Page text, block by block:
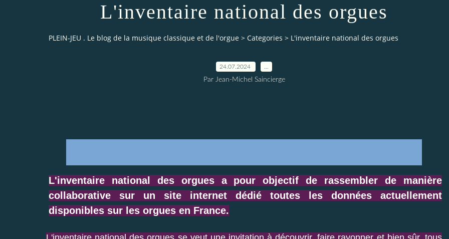
L'inventaire national des orgues
PLEIN-JEU . Le blog de la musique classique et de l'orgue > Categories > L'inventaire national des orgues
24.07.2024
Par Jean-Michel Saincierge
L'inventaire national des orgues a pour objectif de rassembler de manière
collaborative sur un site internet dédié toutes les données actuellement
disponibles sur les orgues en France.